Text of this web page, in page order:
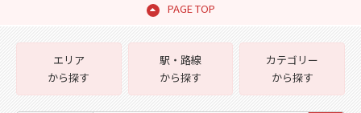
PAGE TOP
エリア
から探す
駅・路線
から探す
カテゴリー
から探す